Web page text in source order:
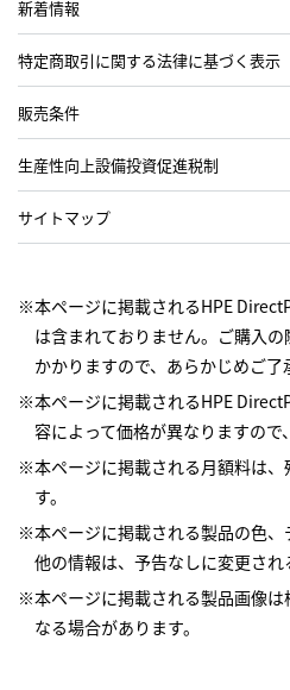
新着情報
特定商取引に関する法律に基づく表示
販売条件
生産性向上設備投資促進税制
サイトマップ
※本ページに掲載されるHPE
は含まれておりません。ご購入
かかりますので、あらかじめご了
※本ページに掲載されるHPE
容によって価格が異なりますので
※本ページに掲載される月額料は、
す。
※本ページに掲載される製品の色、
他の情報は、予告なしに変更され
※本ページに掲載される製品画像
なる場合があります。